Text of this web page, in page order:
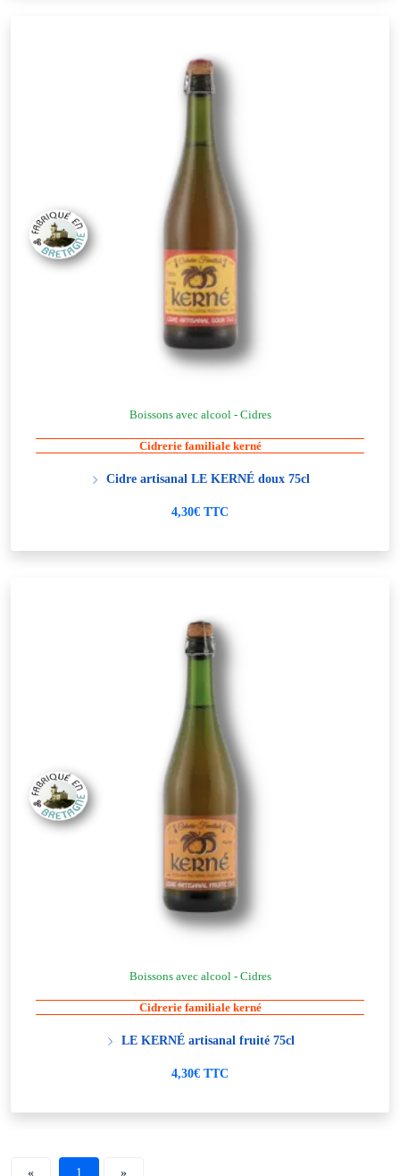
Boissons avec alcool - Cidres
Cidrerie familiale kerné
Cidre artisanal LE KERNÉ doux 75cl
4,30€ TTC
Boissons avec alcool - Cidres
Cidrerie familiale kerné
LE KERNÉ artisanal fruité 75cl
4,30€ TTC
« 1 »